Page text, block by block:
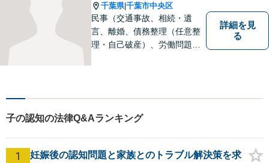
千葉県|千葉市中央区
民事（交通事故、相続・遺
言、離婚、債務整理（任意整
理・自己破産）、労働問題
ずはご相談ください。問題の
たします。【近隣駐車場あ
り】
詳細を見
る
子の認知の法律Q&Aランキング
1
妊娠後の認知問題と家族とのトラブル解決策を求